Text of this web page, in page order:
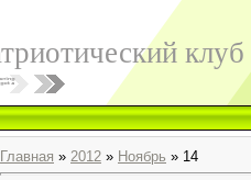
Главная » 2012 » Ноябрь » 14